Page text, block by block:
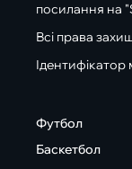
посилання на
Всі права
Футбол
Баскетбол